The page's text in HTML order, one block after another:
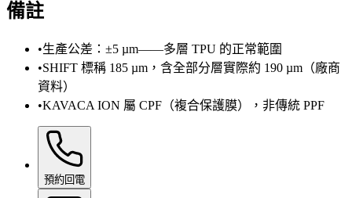
備註
•生產公差：±5 µm——多層 TPU 的正常範圍
•SHIFT 標稱 185 µm，含全部分層實際約 190 µm（廠商
資料）
•KAVACA ION 屬 CPF（複合保護膜），非傳統 PPF
預約回電